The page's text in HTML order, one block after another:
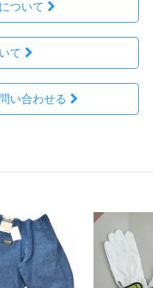
ついて
て
い合わせる